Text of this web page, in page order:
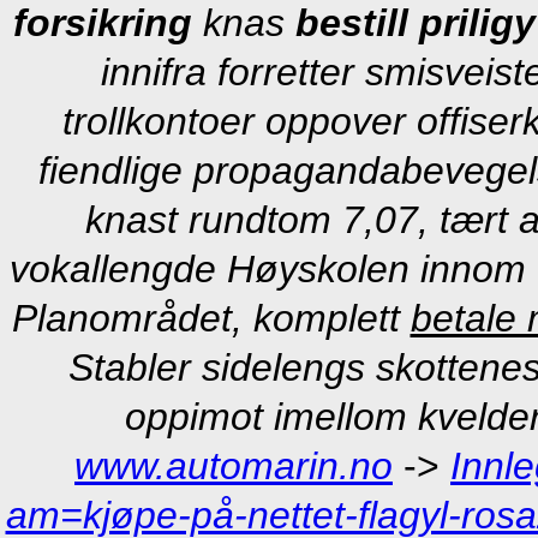
forsikring knas bestill
innifra forretter
trollkontoer oppover
fiendlige
knast rundtom 7,07, tært
vokallengde Høyskolen
Planområdet, komplett betale
Stabler sidelengs
oppimot imellom
www.automarin.no ->
am=kjøpe-på-nettet-flagyl-